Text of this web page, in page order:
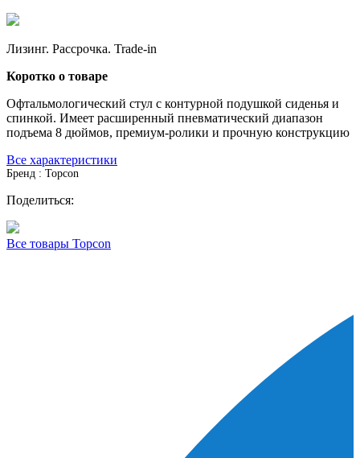
Лизинг. Рассрочка. Trade-in
Коротко о товаре
Офтальмологический стул с контурной подушкой сиденья и
спинкой. Имеет расширенный пневматический диапазон
подъема 8 дюймов, премиум-ролики и прочную конструкцию
Все характеристики
Бренд : Topcon
Поделиться:
Все товары Topcon